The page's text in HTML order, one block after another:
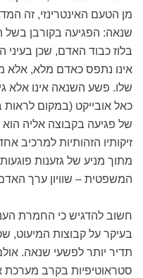
מן הטעם האינטרינזי, זה
שנאה: הפגיעה בקורבן בשל
בלוז כבוד האדם, שכן בעיני
אינו נתפס כאדם מלא, אלא
שלו. פשע השנאה אינו אלא
כאל אובייקט (במקום לראות
של פגיעה בקבוצה אליה
זיקותיו הזהותיות למרכיב
מתוך מניע של גזענות
המשפטית – שוויון ערך
חשוב להדגיש כי החמרת
בעיקר על קבוצות המיעוט,
תדיר יותר לפשעי שנאה.
סטראוטיפיות בקרב